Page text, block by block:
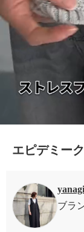
エピデミー
yanagi
ブラ